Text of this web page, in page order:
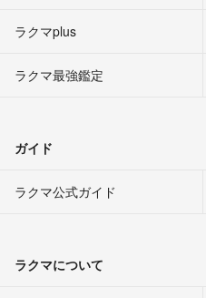
ラクマplus
ラクマ最強鑑定
ガイド
ラクマ公式ガイド
ラクマについて